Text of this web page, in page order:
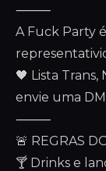
⸻
A Fuck Party
🖤 Lista
envie uma
⸻
🚨 REGRAS
🍸 Drinks e